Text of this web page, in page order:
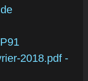
2018.pdf -